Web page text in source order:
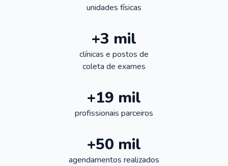
unidades físicas
+3 mil
clínicas e postos de
coleta de exames
+19 mil
profissionais parceiros
+50 mil
agendamentos realizados